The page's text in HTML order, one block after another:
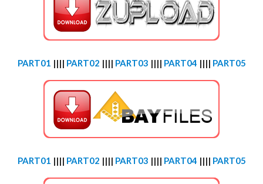
PART01 |||| PART02 |||| PART03 |||| PART04 |||| PART05
PART01 |||| PART02 |||| PART03 |||| PART04 |||| PART05